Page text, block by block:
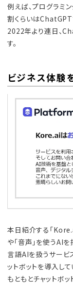
例えば、プログラミ
割くらいはChatGPT
2022年より連日、
す。
ビジネス体
本日紹介する「
や「音声」を使うAI
言語AIを扱うサービ
ットボットを導入し
もともとチャットボ